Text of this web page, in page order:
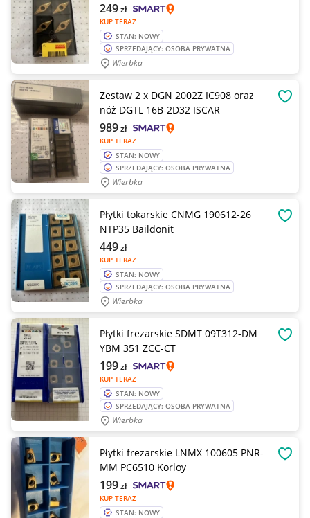
KUP TERAZ
249zł
STAN: NOWY
SPRZEDAJĄCY: OSOBA PRYWATNA
Wierbka
Zestaw 2 x DGN 2002Z IC908 oraz
nóż DGTL 16B-2D32 ISCAR
KUP TERAZ
989zł
STAN: NOWY
SPRZEDAJĄCY: OSOBA PRYWATNA
Wierbka
Płytki tokarskie CNMG 190612-26
NTP35 Baildonit
KUP TERAZ
449zł
STAN: NOWY
SPRZEDAJĄCY: OSOBA PRYWATNA
Wierbka
Płytki frezarskie SDMT 09T312-DM
YBM 351 ZCC-CT
KUP TERAZ
199zł
STAN: NOWY
SPRZEDAJĄCY: OSOBA PRYWATNA
Wierbka
Płytki frezarskie LNMX 100605 PNR-
MM PC6510 Korloy
KUP TERAZ
199zł
STAN: NOWY